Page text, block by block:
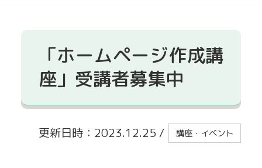
サービス
寄付募金
貸出事業
「ホームページ作成講
座」受講者募集中
更新日時：2023.12.25 / 講座・イベント